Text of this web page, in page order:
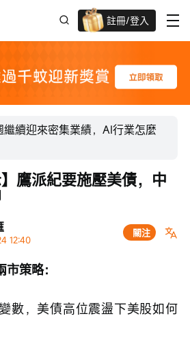
註冊/登入
續迎來密集業績，AI行業怎麼
12:40
關注
】鷹派紀要施壓美債，中
策略：
數，美債高位震盪下美股如何